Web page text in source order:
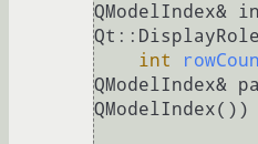
QModelIndex&
int
QModelIndex&
QModelIndex())